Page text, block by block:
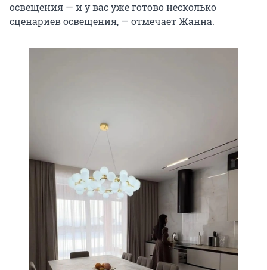
освещения — и у вас уже готово несколько
сценариев освещения, — отмечает Жанна.